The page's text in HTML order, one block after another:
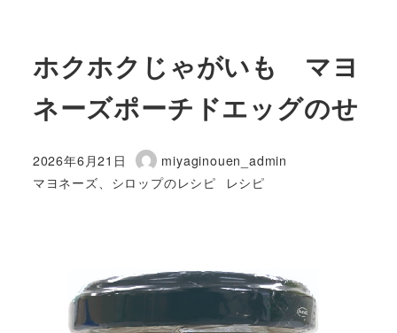
ホクホクじゃがいも マヨ
ネーズポーチドエッグのせ
投稿日
2026年6月21日
著
者
miyaginouen_admin
カテゴリー
マヨネーズ、シロップのレシピ カテゴリー
レシピ